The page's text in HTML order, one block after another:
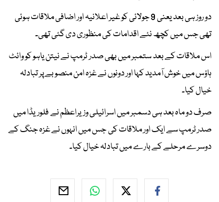
دو روز ہی بعد یعنی 9 جولائی کو غیر اعلانیہ اور اضافی ملاقات ہوئی
تھی جس میں کچھ نئے اقدامات کی منظوری دی گئی تھی۔
اس ملاقات کے بعد ستمبر میں بھی صدر ٹرمپ نے نیتن یاہو کو وائٹ
ہاؤس میں خوش آمدید کہا اور دونوں نے غزہ امن منصوبے پر تبادلہ
خیال کیا۔
صرف دو ماہ بعد ہی دسمبر میں اسرائیلی وزیراعظم نے فلوریڈا میں
صدر ٹرمپ سے ایک اور ملاقات کی جس میں انہوں نے غزہ جنگ کے
دوسرے مرحلے کے بارے میں تبادلہ خیال کیا۔